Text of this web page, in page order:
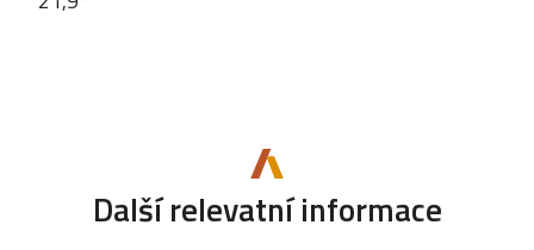
Další relevatní informace